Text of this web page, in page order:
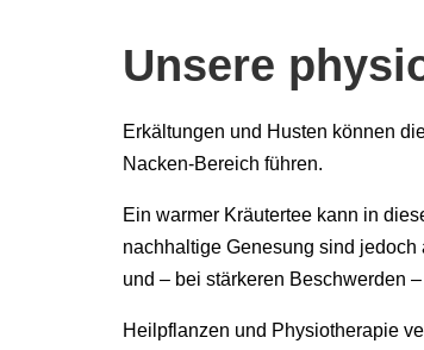
Unsere
Erkältungen und Husten können
Nacken-Bereich führen.
Ein warmer Kräutertee kann in
nachhaltige Genesung sind
und – bei stärkeren Beschwerden
Heilpflanzen und Physiotherapie